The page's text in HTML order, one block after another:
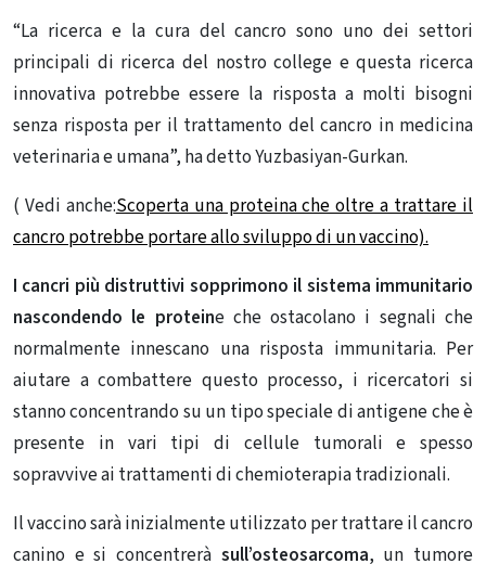
“La ricerca e la cura del cancro sono uno dei settori
principali di ricerca del nostro college e questa ricerca
innovativa potrebbe essere la risposta a molti bisogni
senza risposta per il trattamento del cancro in medicina
veterinaria e umana”, ha detto Yuzbasiyan-Gurkan.
( Vedi anche:Scoperta una proteina che oltre a trattare il
cancro potrebbe portare allo sviluppo di un vaccino).
I cancri più distruttivi sopprimono il sistema immunitario
nascondendo le proteine che ostacolano i segnali che
normalmente innescano una risposta immunitaria. Per
aiutare a combattere questo processo, i ricercatori si
stanno concentrando su un tipo speciale di antigene che è
presente in vari tipi di cellule tumorali e spesso
sopravvive ai trattamenti di chemioterapia tradizionali.
Il vaccino sarà inizialmente utilizzato per trattare il cancro
canino e si concentrerà sull’osteosarcoma, un tumore